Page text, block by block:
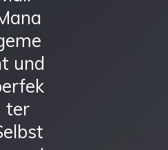
und
ter